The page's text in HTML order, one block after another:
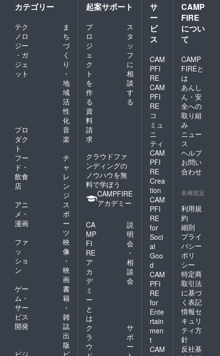
カテゴリー
テク
ノロ
ジー
・ガ
ジェ
ット
ま
ち
づ
く
り
・
地
域
活
性
化
プロ
ダク
ト
音
楽
フー
ド・
飲食
店
チ
ャ
レ
ン
ジ
アニ
メ・
漫画
ス
ポ
ー
ツ
ファ
ッ
ショ
ン
映
像
・
映
画
ゲー
ム・
サー
ビス
開発
書
籍
・
雑
誌
出
版
ビジ
ビ
起案サポート
プ
ロ
ジ
ェ
ク
ト
を
作
る
ス
タ
ッ
フ
に
相
談
す
る
資
料
請
求
クラウドファ
ンディングの
ノウハウを無
料で学ぼう
CAMPFIRE
アカデミー
CA
MP
FI
RE
ア
カ
デ
ミ
ー
と
は
説
明
会
・
相
談
会
ク
ラ
ウ
サ
ポ
ー
サ
ー
ビ
ス
CAM
PFI
RE
CAM
PFI
RE
コ
ミュ
ニ
ティ
CAM
PFI
RE
Crea
tion
CAM
PFI
RE
for
Soci
al
Goo
d
CAM
PFI
RE
for
Ente
rtain
men
t
CAM
CAMP
FIRE
につい
て
CAMP
FIREと
は
あんし
ん・安
全への
取り組
み
ニュー
ス
ヘルプ
お問い
合わせ
各種規定
利用規
約
細則
プライ
バシー
ポリ
シー
特定商
取引法
に基づ
く表記
情報セ
キュリ
ティ方
針
反社基